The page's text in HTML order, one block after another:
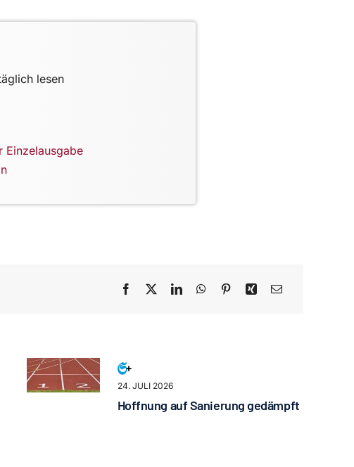
lesen
Einzelausgabe
24. JULI 2026
Hoffnung auf Sanierung gedämpft